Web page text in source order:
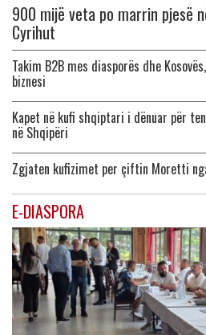
900 mijë veta po marrin pjesë
Cyrihut
Takim B2B mes diasporës dhe
biznesi
Kapet në kufi shqiptari i dënuar për
në Shqipëri
Zgjaten kufizimet per çiftin Moretti
E-DIASPORA